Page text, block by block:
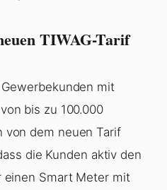
TIWAG-Tarif
mit
bis zu 100.000
von dem neuen Tarif
die Kunden aktiv den
einen Smart Meter mit